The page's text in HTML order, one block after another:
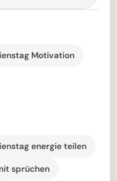
Motivation
energie teilen
sprüchen